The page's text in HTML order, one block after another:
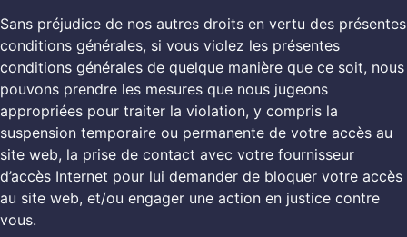
Sans préjudice de nos autres droits en vertu des présentes
conditions générales, si vous violez les présentes
conditions générales de quelque manière que ce soit, nous
pouvons prendre les mesures que nous jugeons
appropriées pour traiter la violation, y compris la
suspension temporaire ou permanente de votre accès au
site web, la prise de contact avec votre fournisseur
d’accès Internet pour lui demander de bloquer votre accès
au site web, et/ou engager une action en justice contre
vous.